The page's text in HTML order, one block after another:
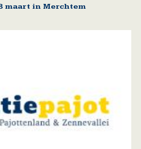
maart in Merchtem